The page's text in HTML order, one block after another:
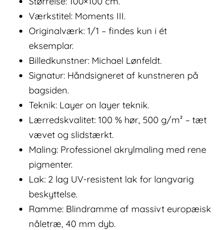
Værkstitel: Moments III.
Originalværk: 1/1 – findes kun i ét
eksemplar.
Billedkunstner: Michael Lønfeldt.
Signatur: Håndsigneret af kunstneren på
bagsiden.
Teknik: Layer on layer teknik.
Lærredskvalitet: 100 % hør, 500 g/m² – tæt
vævet og slidstærkt.
Maling: Professionel akrylmaling med rene
pigmenter.
Lak: 2 lag UV-resistent lak for langvarig
beskyttelse.
Ramme: Blindramme af massivt europæisk
nåletræ, 40 mm dyb.